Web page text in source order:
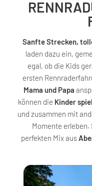
Sanfte Strecken,
laden dazu ein,
egal, ob die Kids
ersten
Mama und Papa
können die Kinder
und zusammen mit
Momente erleben.
perfekten Mix aus